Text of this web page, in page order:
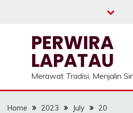
PERWIRA
LAPATAU
Merawat Tradisi, Menjalin
Home 2023 July
20